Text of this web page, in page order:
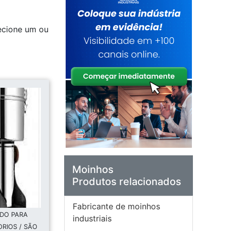
um ou
PARA
/ SÃO
Moinhos
Produtos relacionados
Fabricante de moinhos
industriais